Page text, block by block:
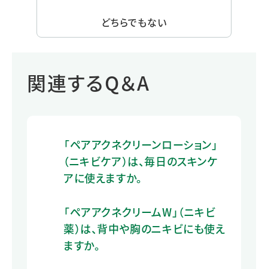
どちらでもない
関連するQ＆A
「ペアアクネクリーンローション」
（ニキビケア）は、毎日のスキンケ
アに使えますか。
「ペアアクネクリームW」（ニキビ
薬）は、背中や胸のニキビにも使え
ますか。